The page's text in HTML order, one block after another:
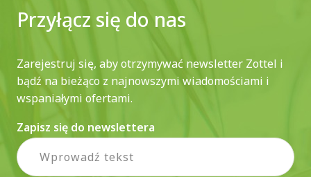
Przyłącz się do nas
Zarejestruj się, aby otrzymywać newsletter Zottel i
bądź na bieżąco z najnowszymi wiadomościami i
wspaniałymi ofertami.
Zapisz się do newslettera